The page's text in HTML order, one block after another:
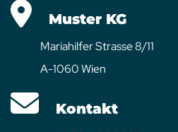
Muster KG
Mariahilfer Strasse 8/11
A-1060 Wien
Kontakt